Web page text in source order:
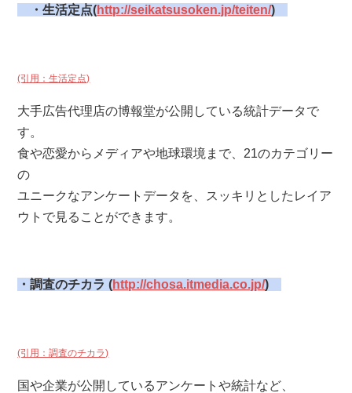
・生活定点(http://seikatsusoken.jp/teiten/)
(引用：生活定点)
大手広告代理店の博報堂が公開している統計データで
す。
食や恋愛からメディアや地球環境まで、21のカテゴリー
の
ユニークなアンケートデータを、スッキリとしたレイア
ウトで見ることができます。
・調査のチカラ (http://chosa.itmedia.co.jp/)
(引用：調査のチカラ)
国や企業が公開しているアンケートや統計など、